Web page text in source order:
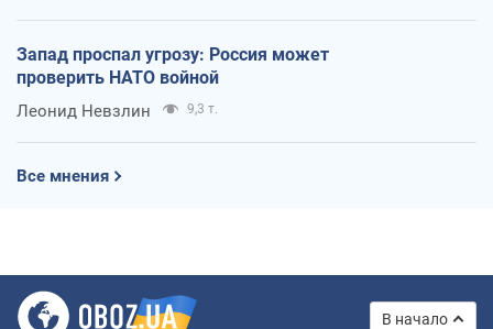
Запад проспал угрозу: Россия может
проверить НАТО войной
Леонид Невзлин 9,3 т.
Все мнения
В начало